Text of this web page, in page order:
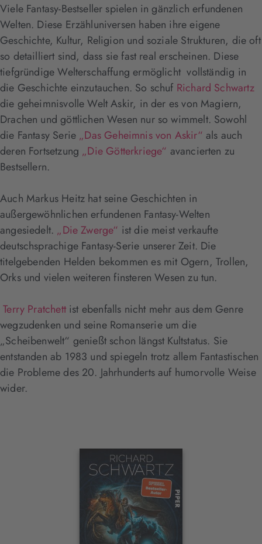
Viele Fantasy-Bestseller spielen in gänzlich erfundenen
Welten. Diese Erzähluniversen haben ihre eigene
Geschichte, Kultur, Religion und soziale Strukturen, die oft
so detailliert sind, dass sie fast real erscheinen. Diese
tiefgründige Welterschaffung ermöglicht vollständig in
die Geschichte einzutauchen. So schuf Richard Schwartz
die geheimnisvolle Welt Askir, in der es von Magiern,
Drachen und göttlichen Wesen nur so wimmelt. Sowohl
die Fantasy Serie „Das Geheimnis von Askir“ als auch
deren Fortsetzung „Die Götterkriege“ avancierten zu
Bestsellern.
Auch Markus Heitz hat seine Geschichten in
außergewöhnlichen erfundenen Fantasy-Welten
angesiedelt. „Die Zwerge“ ist die meist verkaufte
deutschsprachige Fantasy-Serie unserer Zeit. Die
titelgebenden Helden bekommen es mit Ogern, Trollen,
Orks und vielen weiteren finsteren Wesen zu tun.
Terry Pratchett ist ebenfalls nicht mehr aus dem Genre
wegzudenken und seine Romanserie um die
„Scheibenwelt“ genießt schon längst Kultstatus. Sie
entstanden ab 1983 und spiegeln trotz allem Fantastischen
die Probleme des 20. Jahrhunderts auf humorvolle Weise
wider.